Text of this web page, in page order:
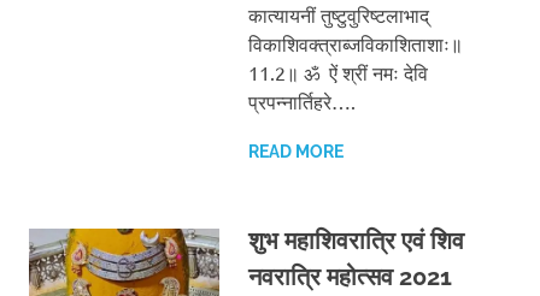
कात्यायनीं तुष्टुवुरिष्टलाभाद्
विकाशिवक्त्राब्जविकाशिताशाः॥
11.2॥ ॐ ऐं श्रीं नमः देवि
प्रपन्नार्तिहरे….
READ MORE
शुभ महाशिवरात्रि एवं शिव
नवरात्रि महोत्सव 2021